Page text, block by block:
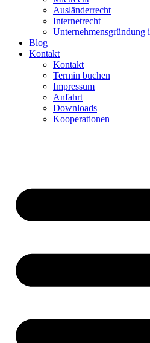
Ausländerrecht
Internetrecht
Unternehmensgründung
Blog
Kontakt
Kontakt
Termin buchen
Impressum
Anfahrt
Downloads
Kooperationen